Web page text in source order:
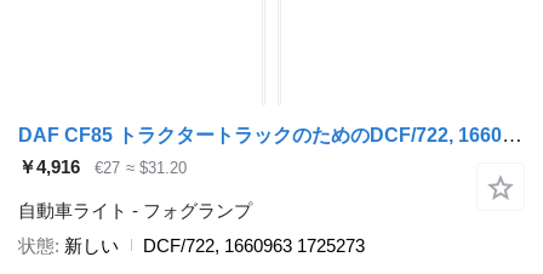
DAF CF85 トラクタートラックのためのDCF/722, 1660963 フォグランプ
￥4,916 €27 ≈ $31.20
自動車ライト - フォグランプ
状態 新しい
DCF/722, 1660963 1725273